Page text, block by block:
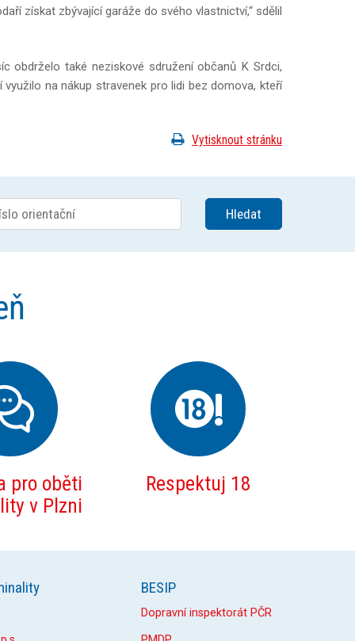
získat zbývající garáže do svého vlastnictví,“ sdělil
obdrželo také neziskové sdružení občanů K Srdci,
na nákup stravenek pro lidi bez domova, kteří
Vytisknout stránku
pro oběti
v Plzni
Respektuj 18
BESIP
Dopravní inspektorát PČR